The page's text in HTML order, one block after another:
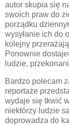
autor skupia się
swoich praw do
porządku
wysyłanie ich do
kolejny
Ponownie
ludzie,
Bardzo polecam
reportaże
wydaje się tkwić
niektórzy ludzie
doprowadza do